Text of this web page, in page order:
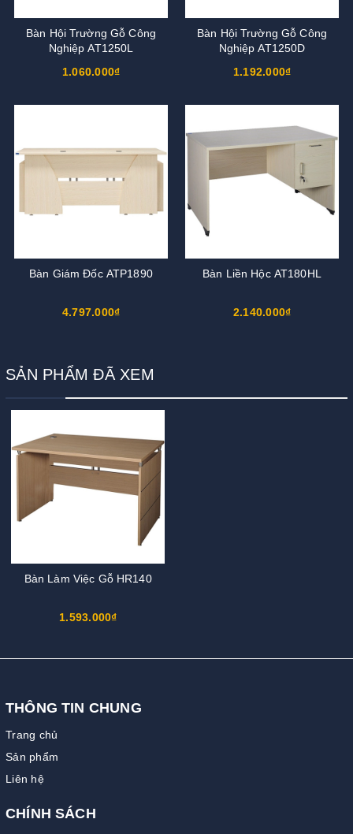
Bàn Hội Trường Gỗ Công
Nghiệp AT1250L
1.060.000₫
Bàn Hội Trường Gỗ Công
Nghiệp AT1250D
1.192.000₫
Bàn Giám Đốc ATP1890
4.797.000₫
Bàn Liền Hộc AT180HL
2.140.000₫
SẢN PHẨM ĐÃ XEM
Bàn Làm Việc Gỗ HR140
1.593.000₫
THÔNG TIN CHUNG
Trang chủ
Sản phẩm
Liên hệ
CHÍNH SÁCH